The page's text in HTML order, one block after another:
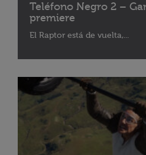
Teléfono Negro 2 –
premiere
El Raptor está de vuelta,...